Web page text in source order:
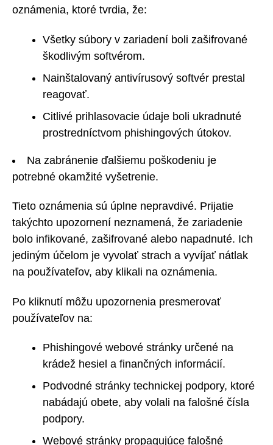
oznámenia, ktoré tvrdia, že:
Všetky súbory v zariadení boli zašifrované
škodlivým softvérom.
Nainštalovaný antivírusový softvér prestal
reagovať.
Citlivé prihlasovacie údaje boli ukradnuté
prostredníctvom phishingových útokov.
Na zabránenie ďalšiemu poškodeniu je
potrebné okamžité vyšetrenie.
Tieto oznámenia sú úplne nepravdivé. Prijatie
takýchto upozornení neznamená, že zariadenie
bolo infikované, zašifrované alebo napadnuté. Ich
jediným účelom je vyvolať strach a vyvíjať nátlak
na používateľov, aby klikali na oznámenia.
Po kliknutí môžu upozornenia presmerovať
používateľov na:
Phishingové webové stránky určené na
krádež hesiel a finančných informácií.
Podvodné stránky technickej podpory, ktoré
nabádajú obete, aby volali na falošné čísla
podpory.
Webové stránky propagujúce falošné